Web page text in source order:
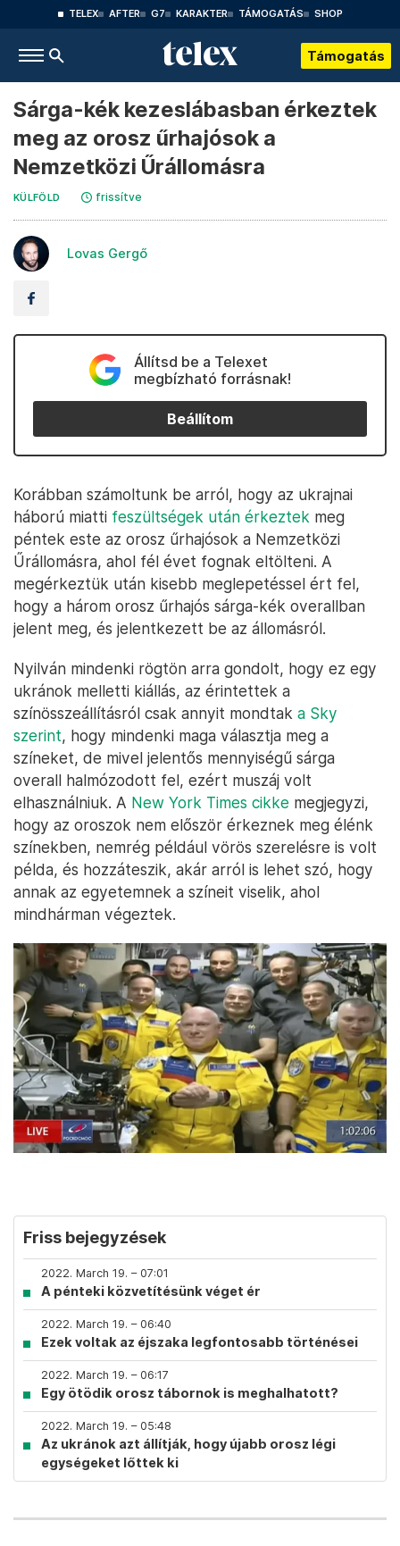
TELEX AFTER G7 KARAKTER TÁMOGATÁS SHOP
Támogatás
Sárga-kék kezeslábasban érkeztek
meg az orosz űrhajósok a
Nemzetközi Űrállomásra
KÜLFÖLD frissítve
Lovas Gergő
Állítsd be a Telexet
megbízható forrásnak!
Beállítom
Korábban számoltunk be arról, hogy az ukrajnai
háború miatti feszültségek után érkeztek meg
péntek este az orosz űrhajósok a Nemzetközi
Űrállomásra, ahol fél évet fognak eltölteni. A
megérkeztük után kisebb meglepetéssel ért fel,
hogy a három orosz űrhajós sárga-kék overallban
jelent meg, és jelentkezett be az állomásról.
Nyilván mindenki rögtön arra gondolt, hogy ez egy
ukránok melletti kiállás, az érintettek a
színösszeállításról csak annyit mondtak a Sky
szerint, hogy mindenki maga választja meg a
színeket, de mivel jelentős mennyiségű sárga
overall halmózodott fel, ezért muszáj volt
elhasználniuk. A New York Times cikke megjegyzi,
hogy az oroszok nem először érkeznek meg élénk
színekben, nemrég például vörös szerelésre is volt
példa, és hozzáteszik, akár arról is lehet szó, hogy
annak az egyetemnek a színeit viselik, ahol
mindhárman végeztek.
Friss bejegyzések
2022. March 19. – 07:01
A pénteki közvetítésünk véget ér
2022. March 19. – 06:40
Ezek voltak az éjszaka legfontosabb történései
2022. March 19. – 06:17
Egy ötödik orosz tábornok is meghalhatott?
2022. March 19. – 05:48
Az ukránok azt állítják, hogy újabb orosz légi
egységeket lőttek ki